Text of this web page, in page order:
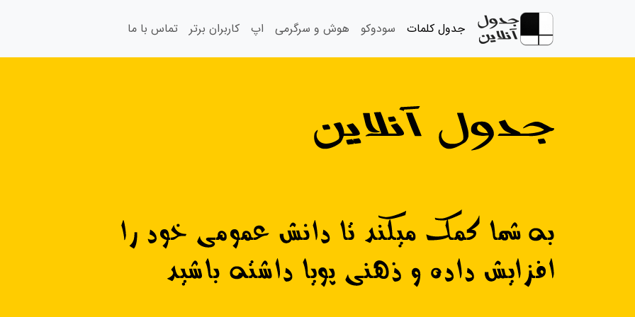
جدول کلمات سودوکو هوش و سرگرمی اپ کاربران برتر تماس با ما